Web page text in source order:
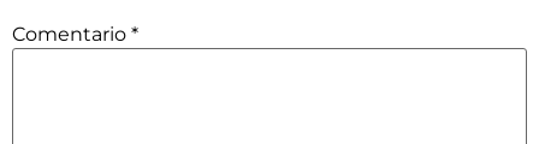
Comentario *